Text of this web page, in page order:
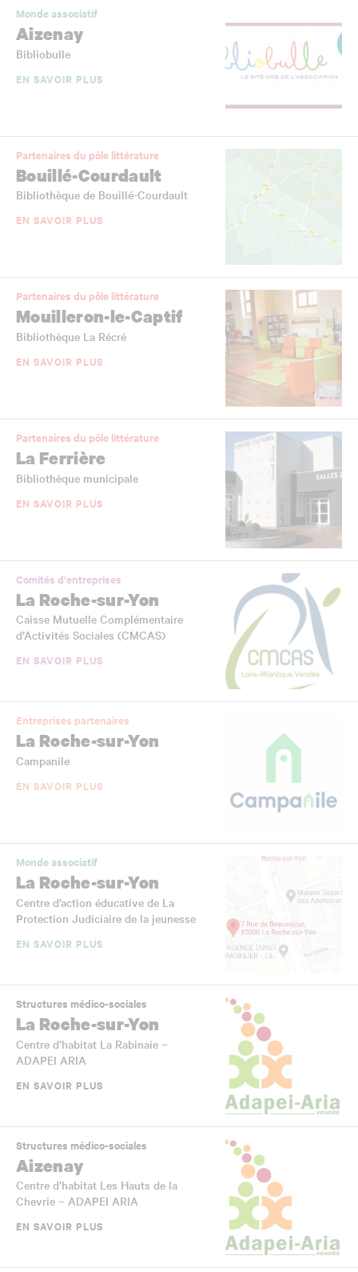
Monde associatif
Aizenay
Bibliobulle
EN SAVOIR PLUS
Partenaires du pôle littérature
Bouillé-Courdault
Bibliothèque de Bouillé-Courdault
EN SAVOIR PLUS
Partenaires du pôle littérature
Mouilleron-le-Captif
Bibliothèque La Récré
EN SAVOIR PLUS
Partenaires du pôle littérature
La Ferrière
Bibliothèque municipale
EN SAVOIR PLUS
Comités d'entreprises
La Roche-sur-Yon
Caisse Mutuelle Complémentaire
d’Activités Sociales (CMCAS)
EN SAVOIR PLUS
Entreprises partenaires
La Roche-sur-Yon
Campanile
EN SAVOIR PLUS
Monde associatif
La Roche-sur-Yon
Centre d’action éducative de La
Protection Judiciaire de la jeunesse
EN SAVOIR PLUS
Structures médico-sociales
La Roche-sur-Yon
Centre d’habitat La Rabinaie –
ADAPEI ARIA
EN SAVOIR PLUS
Structures médico-sociales
Aizenay
Centre d’habitat Les Hauts de la
Chevrie – ADAPEI ARIA
EN SAVOIR PLUS